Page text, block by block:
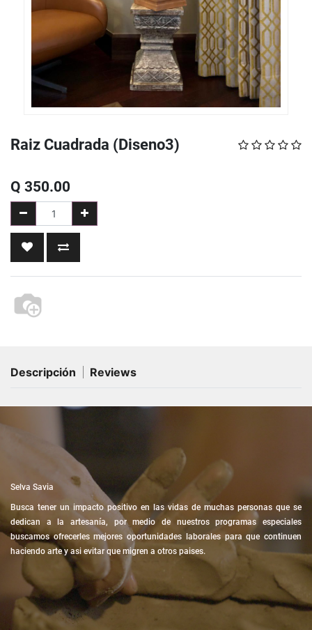
Raiz Cuadrada (Diseno3)
Q 350.00
Descripción Reviews
Selva Savia
Busca tener un impacto positivo en las vidas de muchas personas que se
dedican a la artesanía, por medio de nuestros programas especiales
buscamos ofrecerles mejores oportunidades laborales para que continuen
haciendo arte y asi evitar que migren a otros paises.